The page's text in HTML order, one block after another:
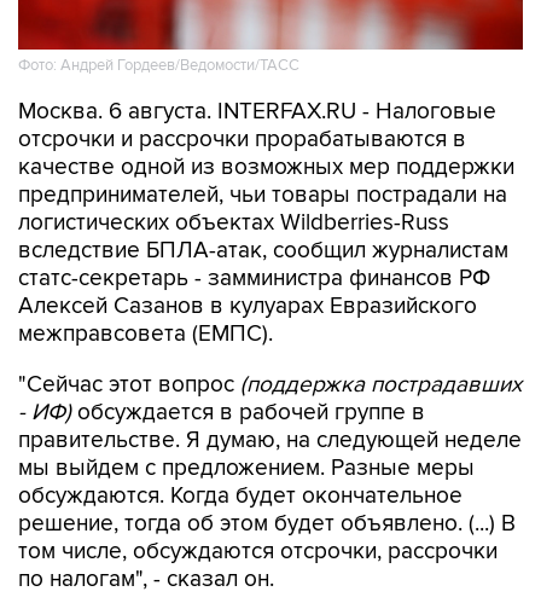
Фото: Андрей Гордеев/Ведомости/ТАСС
Москва. 6 августа. INTERFAX.RU - Налоговые
отсрочки и рассрочки прорабатываются в
качестве одной из возможных мер поддержки
предпринимателей, чьи товары пострадали на
логистических объектах Wildberries-Russ
вследствие БПЛА-атак, сообщил журналистам
статс-секретарь - замминистра финансов РФ
Алексей Сазанов в кулуарах Евразийского
межправсовета (ЕМПС).
"Сейчас этот вопрос (поддержка пострадавших
- ИФ)обсуждается в рабочей группе в
правительстве. Я думаю, на следующей неделе
мы выйдем с предложением. Разные меры
обсуждаются. Когда будет окончательное
решение, тогда об этом будет объявлено. (...) В
том числе, обсуждаются отсрочки, рассрочки
по налогам", - сказал он.